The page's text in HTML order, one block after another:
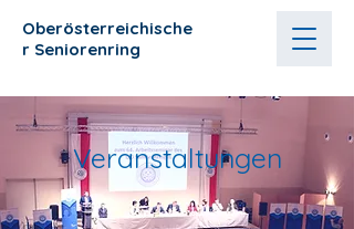
Oberösterreichische
r Seniorenring
Veranstaltungen